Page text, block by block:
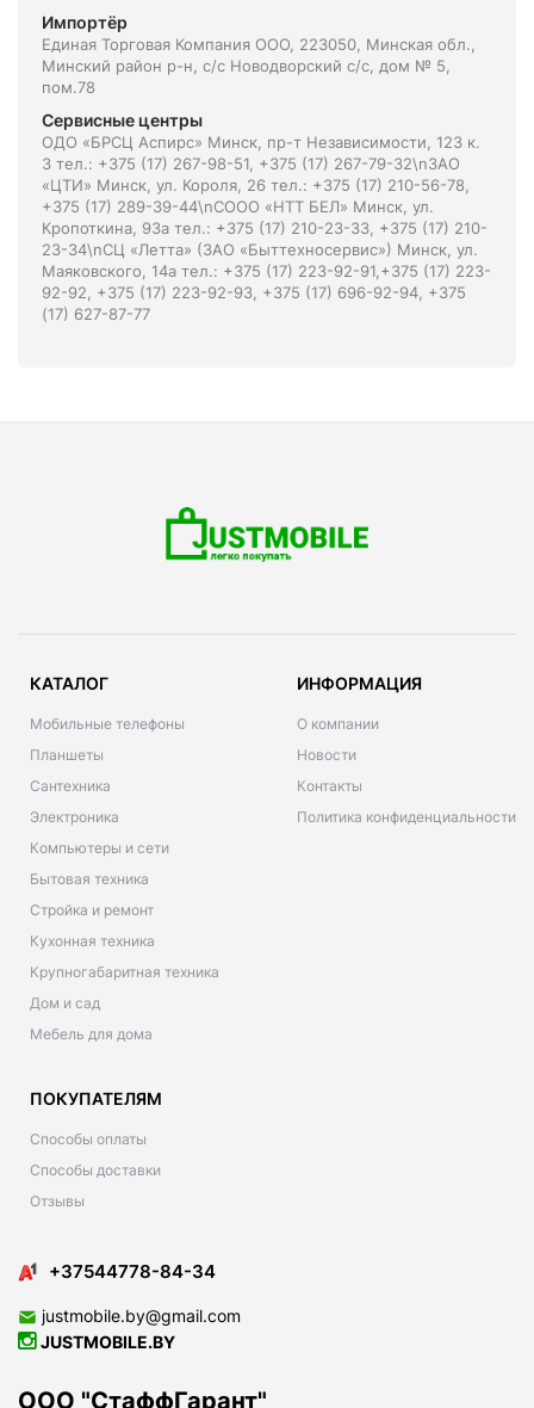
Импортёр
Единая Торговая Компания ООО, 223050, Минская обл.,
Минский район р-н, с/с Новодворский с/с, дом № 5,
пом.78
Сервисные центры
ОДО «БРСЦ Аспирс» Минск, пр-т Независимости, 123 к.
3 тел.: +375 (17) 267-98-51, +375 (17) 267-79-32\nЗАО
«ЦТИ» Минск, ул. Короля, 26 тел.: +375 (17) 210-56-78,
+375 (17) 289-39-44\nСООО «НТТ БЕЛ» Минск, ул.
Кропоткина, 93а тел.: +375 (17) 210-23-33, +375 (17) 210-
23-34\nСЦ «Летта» (ЗАО «Быттехносервис») Минск, ул.
Маяковского, 14а тел.: +375 (17) 223-92-91,+375 (17) 223-
92-92, +375 (17) 223-92-93, +375 (17) 696-92-94, +375
(17) 627-87-77
КАТАЛОГ
Мобильные телефоны
Планшеты
Сантехника
Электроника
Компьютеры и сети
Бытовая техника
Стройка и ремонт
Кухонная техника
Крупногабаритная техника
Дом и сад
Мебель для дома
ИНФОРМАЦИЯ
О компании
Новости
Контакты
Политика конфиденциальности
ПОКУПАТЕЛЯМ
Способы оплаты
Способы доставки
Отзывы
+37544778-84-34
justmobile.by@gmail.com
JUSTMOBILE.BY
ООО "СтаффГарант"